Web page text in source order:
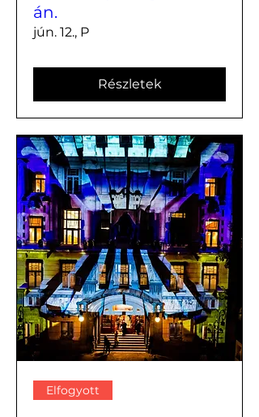
án.
jún. 12., P
Részletek
Elfogyott